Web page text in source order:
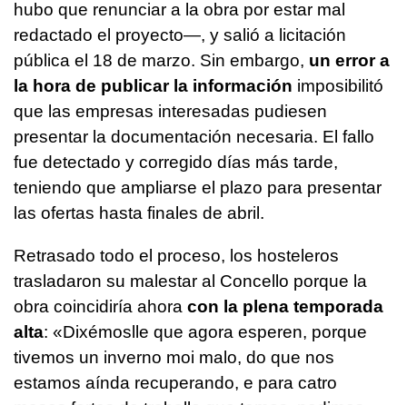
hubo que renunciar a la obra por estar mal
redactado el proyecto—, y salió a licitación
pública el 18 de marzo. Sin embargo, un error a
la hora de publicar la información imposibilitó
que las empresas interesadas pudiesen
presentar la documentación necesaria. El fallo
fue detectado y corregido días más tarde,
teniendo que ampliarse el plazo para presentar
las ofertas hasta finales de abril.
Retrasado todo el proceso, los hosteleros
trasladaron su malestar al Concello porque la
obra coincidiría ahora con la plena temporada
alta: «Dixémoslle que agora esperen, porque
tivemos un inverno moi malo, do que nos
estamos aínda recuperando, e para catro